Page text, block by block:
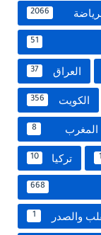
2066
51
العراق 37
الكويت 356
المغرب 8
1 تركيا 10
668
والصدر 1